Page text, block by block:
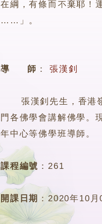
在綱，有條而不棄耶！
……」。
導 師 ： 張漢釗
張漢釗先生，香港嶺
門各佛學會講解佛學。
年中心等佛學班導師。
課程編號 ：261
開課日期 ：2020年10月